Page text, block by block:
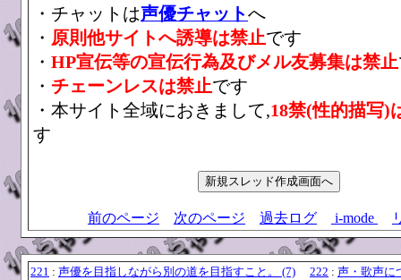
・チャットは声優チャットへ
・ 原則他サイトへ誘導は禁止です
・ HP宣伝等の宣伝行為及びメル友募集は禁止
・ チェーンレスは禁止です
・本サイト全域におきまして,18禁(性的描写)
す
前のページ 次のページ 過去ログ i-mode
221 : 声優を目指しながら別の道を目指すこと。 (7) 222 : 声・歌声に